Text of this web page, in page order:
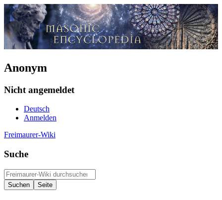
Anonym
Nicht angemeldet
Deutsch
Anmelden
Freimaurer-Wiki
Suche